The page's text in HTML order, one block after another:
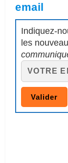
email
Indiquez-
les